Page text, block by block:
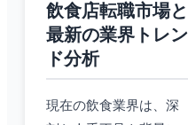
飲食店転職市場と
最新の業界トレン
ド分析
現在の飲食業界は、深